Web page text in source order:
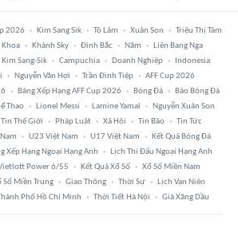
2026 Kim Sang Sik Tô Lâm Xuân Son
Triệu Thị Tâm
Khoa Khánh Sky Đình Bắc Năm
Liên Bang Nga
Kim Sang-Sik Campuchia Doanh Nghiệp
Indonesia
Nguyễn Văn Hợi Trần Đình Tiệp
AFF Cup 2026
Bảng Xếp Hạng AFF Cup 2026 Bóng Đá
Báo Bóng Đá
Thao Lionel Messi Lamine Yamal
Nguyễn Xuân Son
Tin Thế Giới Pháp Luật Xã Hội Tin Bão
Tin Tức
U23 Việt Nam U17 Việt Nam
Kết Quả Bóng Đá
Xếp Hạng Ngoại Hạng Anh
Lịch Thi Đấu Ngoại Hạng Anh
Power 6/55 Kết Quả Xổ Số
Xổ Số Miền Nam
Số Miền Trung Giao Thông Thời Sự
Lịch Vạn Niên
Phố Hồ Chí Minh Thời Tiết Hà Nội Giá Xăng Dầu